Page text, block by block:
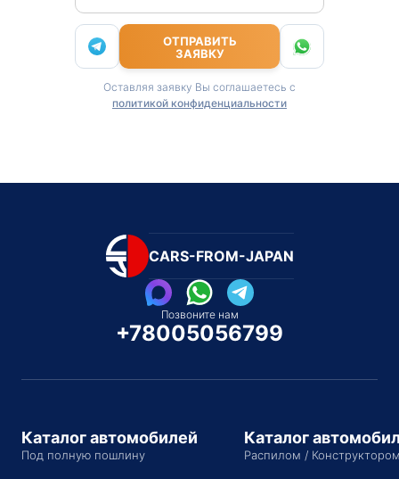
ОТПРАВИТЬ
ЗАЯВКУ
Оставляя заявку Вы соглашаетесь с
политикой конфиденциальности
CARS-FROM-JAPAN
Позвоните нам
+78005056799
Каталог автомобилей
Под полную пошлину
Каталог
Распилом /